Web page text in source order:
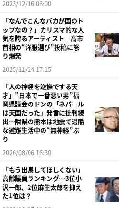
2023/12/16 06:00
「なんでこんなバカが国のト
ップなの？」カリスマ的な人
気を誇るアーティスト 高市
首相の“洋服選び”投稿に怒
り爆発
2025/11/24 17:15
「人の神経を逆撫でする天
才」”日本で一番悪い男”福
岡県議会のドンの「ネパール
は天国だった」発言に批判続
出…隣県の熊本は地震で過酷
な避難生活中の“無神経”ぶ
り
2026/08/06 16:30
「もう出馬してほしくない」
高齢議員ランキング…3位小
沢一郎、2位麻生太郎を抑え
た1位は？